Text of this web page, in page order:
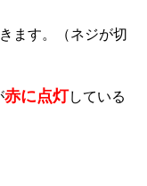
ます。（ネジが切
赤に点灯している